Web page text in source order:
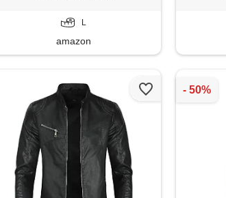
L
amazon